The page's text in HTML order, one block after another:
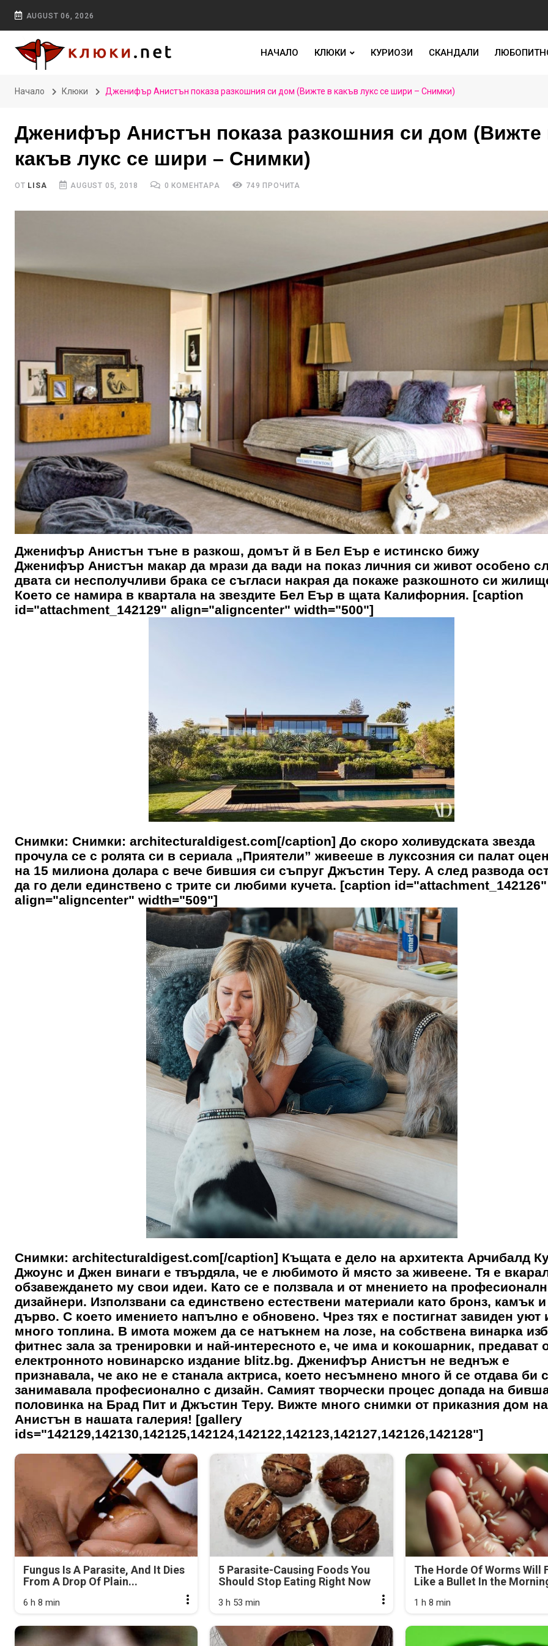
AUGUST 06, 2026
НАЧАЛО КЛЮКИ КУРИОЗИ СКАНДАЛИ
Начало Клюки Дженифър Анистън показа разкошния си дом (Вижте в какъв лукс се шири – Снимки)
Дженифър Анистън показа разкошния си дом (Вижте
какъв лукс се шири – Снимки)
ОТ LISA AUGUST 05, 2018 0 КОМЕНТАРА 749 ПРОЧИТА
Дженифър Анистън тъне в разкош, домът й в Бел Еър е истинско бижу
Дженифър Анистън макар да мрази да вади на показ личния си живот особено
двата си несполучливи брака се съгласи накрая да покаже разкошното си
Което се намира в квартала на звездите Бел Еър в щата Калифорния. [caption
id="attachment_142129" align="aligncenter" width="500"]
Снимки: Снимки: architecturaldigest.com[/caption] До скоро холивудската звезда
прочула се с ролята си в сериала „Приятели” живееше в луксозния си палат
на 15 милиона долара с вече бившия си съпруг Джъстин Теру. А след развода
да го дели единствено с трите си любими кучета. [caption id="attachment_142126"
align="aligncenter" width="509"]
Снимки: architecturaldigest.com[/caption] Къщата е дело на архитекта Арчибалд
Джоунс и Джен винаги е твърдяла, че е любимото й място за живеене. Тя е
обзавеждането му свои идеи. Като се е ползвала и от мнението на
дизайнери. Използвани са единствено естествени материали като бронз, камък и
дърво. С което имението напълно е обновено. Чрез тях е постигнат завиден уют
много топлина. В имота можем да се натъкнем на лозе, на собствена винарка
фитнес зала за тренировки и най-интересното е, че има и кокошарник, предават
електронното новинарско издание blitz.bg. Дженифър Анистън не веднъж е
признавала, че ако не е станала актриса, което несъмнено много й се отдава би
занимавала професионално с дизайн. Самият творчески процес допада на
половинка на Брад Пит и Джъстин Теру. Вижте много снимки от приказния дом
Анистън в нашата галерия! [gallery
ids="142129,142130,142125,142124,142122,142123,142127,142126,142128"]
Fungus Is A Parasite, And It Dies
From A Drop Of Plain...
6 h 8 min
5 Parasite-Causing Foods You
Should Stop Eating Right Now
3 h 53 min
The Horde Of Worms Will
Like a Bullet In the
1 h 8 min